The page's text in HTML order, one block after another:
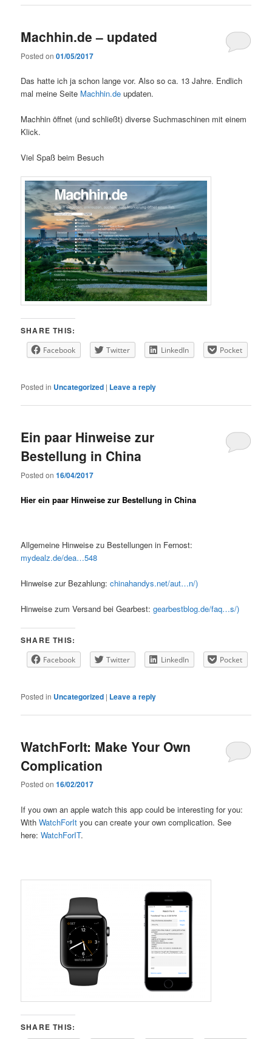
Machhin.de – updated
Posted on01/05/2017
Das hatte ich ja schon lange vor. Also so ca. 13 Jahre. Endlich
mal meine Seite Machhin.de updaten.
Machhin öffnet (und schließt) diverse Suchmaschinen mit einem
Klick.
Viel Spaß beim Besuch
SHARE THIS:
Facebook Twitter LinkedIn Pocket
Posted in Uncategorized | Leave a reply
Ein paar Hinweise zur
Bestellung in China
Posted on16/04/2017
Hier ein paar Hinweise zur Bestellung in China
Allgemeine Hinweise zu Bestellungen in Fernost:
mydealz.de/dea…548
Hinweise zur Bezahlung:chinahandys.net/aut…n/)
Hinweise zum Versand bei Gearbest:gearbestblog.de/faq…s/)
SHARE THIS:
Facebook Twitter LinkedIn Pocket
Posted in Uncategorized | Leave a reply
WatchForIt: Make Your Own
Complication
Posted on16/02/2017
If you own an apple watch this app could be interesting for you:
WithWatchForIt you can create your own complication. See
here:WatchForIT.
SHARE THIS: